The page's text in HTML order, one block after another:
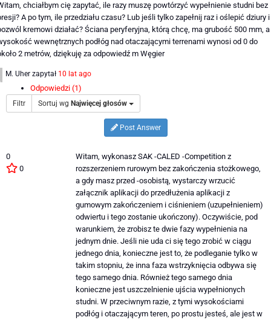
chciałbym cię zapytać, ile razy muszę powtórzyć wypełnienie studni bez
A po tym, ile przedziału czasu? Lub jeśli tylko zapełnij raz i oślepić dziury i
kremowi działać? Ściana peryferyjna, którą chcę, ma grubość 500 mm, a
wewnętrznych podłóg nad otaczającymi terrenami wynosi od 0 do
2 metrów, dziękuję za odpowiedź m Węgier
M. Uher zapytał 10 lat ago
Odpowiedzi (1)
Filtr Sortuj wg Najwięcej głosów
Post Answer
0
0
Witam, wykonasz SAK -CALED -Competition z
rozszerzeniem rurowym bez zakończenia stożkowego,
a gdy masz przed -osobistą, wystarczy wrzucić
załącznik aplikacji do przedłużenia aplikacji z
gumowym zakończeniem i ciśnieniem (uzupełnieniem)
odwiertu i tego zostanie ukończony). Oczywiście, pod
warunkiem, że zrobisz te dwie fazy wypełnienia na
jednym dnie. Jeśli nie uda ci się tego zrobić w ciągu
jednego dnia, konieczne jest to, że podleganie tylko w
takim stopniu, że inna faza wstrzyknięcia odbywa się
tego samego dnia. Również tego samego dnia
konieczne jest uszczelnienie ujścia wypełnionych
studni. W przeciwnym razie, z tymi wysokościami
podłóg i otaczającym teren, po prostu jesteś, ale jest w